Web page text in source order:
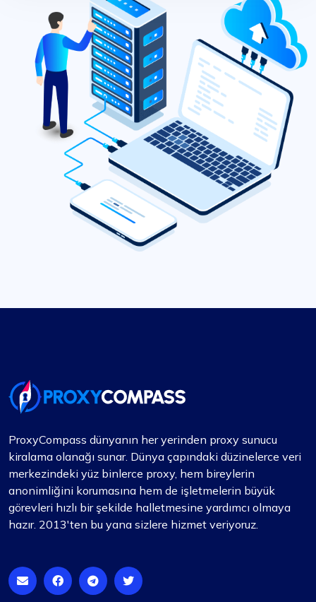
ProxyCompass dünyanın her yerinden proxy sunucu
kiralama olanağı sunar. Dünya çapındaki düzinelerce veri
merkezindeki yüz binlerce proxy, hem bireylerin
anonimliğini korumasına hem de işletmelerin büyük
görevleri hızlı bir şekilde halletmesine yardımcı olmaya
hazır. 2013'ten bu yana sizlere hizmet veriyoruz.